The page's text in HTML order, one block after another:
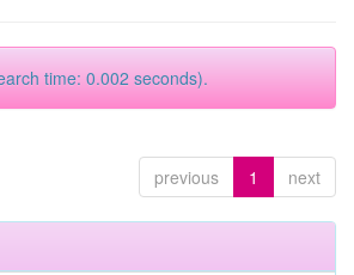
time: 0.002 seconds).
previous 1 next